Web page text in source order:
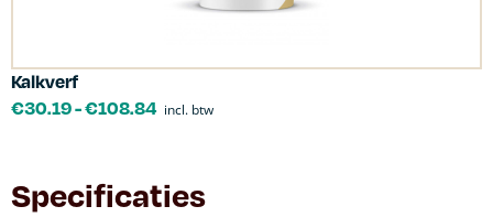
Kalkverf
€30.19-€108.84 incl. btw
Specificaties